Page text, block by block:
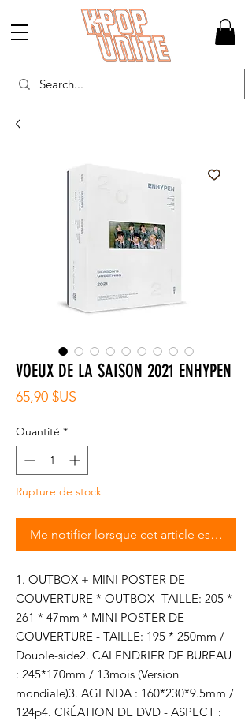
VOEUX DE LA SAISON 2021 ENHYPEN
65,90 $US
Quantité *
Rupture de stock
Me notifier lorsque cet article est
1. OUTBOX + MINI POSTER DE
COUVERTURE * OUTBOX- TAILLE: 205 *
261 * 47mm * MINI POSTER DE
COUVERTURE - TAILLE: 195 * 250mm /
Double-side2. CALENDRIER DE BUREAU
: 245*170mm / 13mois (Version
mondiale)3. AGENDA : 160*230*9.5mm /
124p4. CRÉATION DE DVD - ASPECT :